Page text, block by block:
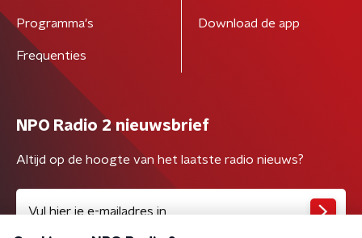
Programma's
Frequenties
Download de app
NPO Radio 2 nieuwsbrief
Altijd op de hoogte van het laatste radio nieuws?